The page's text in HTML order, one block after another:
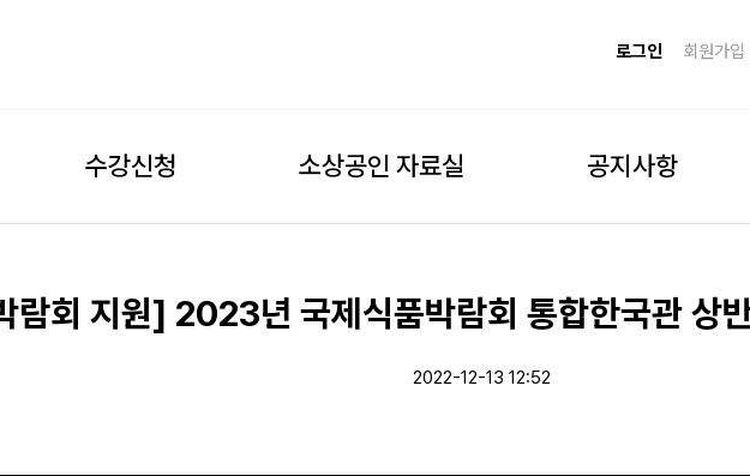
로그인 회원가입
수강신청 소상공인 자료실 공지사항
람회 지원] 2023년 국제식품박람회 통합한국관 상
2022-12-13 12:52